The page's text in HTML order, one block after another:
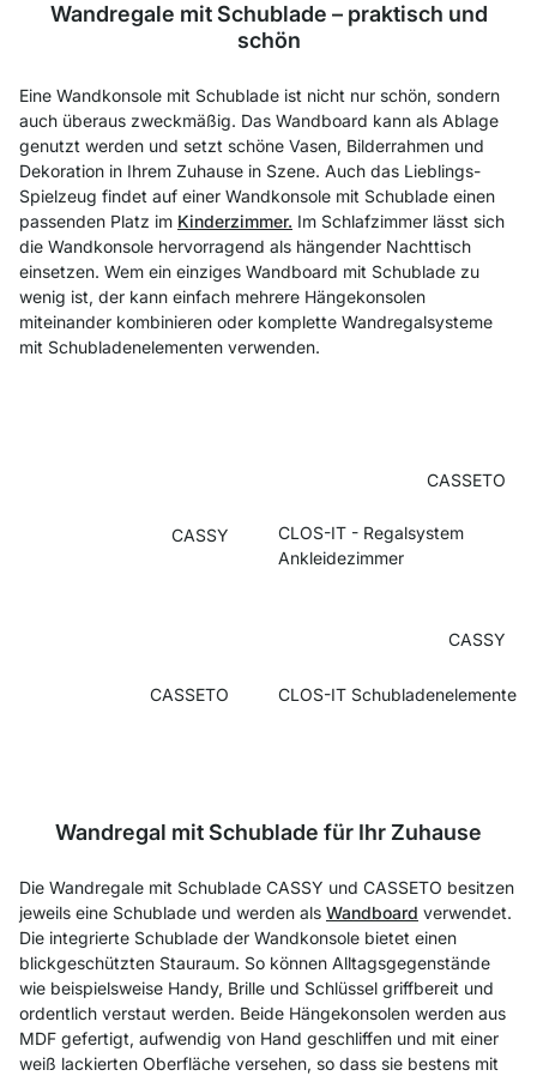
Wandregale mit Schublade – praktisch und
schön
Eine Wandkonsole mit Schublade ist nicht nur schön, sondern
auch überaus zweckmäßig. Das Wandboard kann als Ablage
genutzt werden und setzt schöne Vasen, Bilderrahmen und
Dekoration in Ihrem Zuhause in Szene. Auch das Lieblings-
Spielzeug findet auf einer Wandkonsole mit Schublade einen
passenden Platz im Kinderzimmer. Im Schlafzimmer lässt sich
die Wandkonsole hervorragend als hängender Nachttisch
einsetzen. Wem ein einziges Wandboard mit Schublade zu
wenig ist, der kann einfach mehrere Hängekonsolen
miteinander kombinieren oder komplette Wandregalsysteme
mit Schubladenelementen verwenden.
CASSETO
CASSY
CLOS-IT - Regalsystem
Ankleidezimmer
CASSY
CASSETO CLOS-IT Schubladenelemente
Wandregal mit Schublade für Ihr Zuhause
Die Wandregale mit Schublade CASSY und CASSETO besitzen
jeweils eine Schublade und werden als Wandboard verwendet.
Die integrierte Schublade der Wandkonsole bietet einen
blickgeschützten Stauraum. So können Alltagsgegenstände
wie beispielsweise Handy, Brille und Schlüssel griffbereit und
ordentlich verstaut werden. Beide Hängekonsolen werden aus
MDF gefertigt, aufwendig von Hand geschliffen und mit einer
weiß lackierten Oberfläche versehen, so dass sie bestens mit